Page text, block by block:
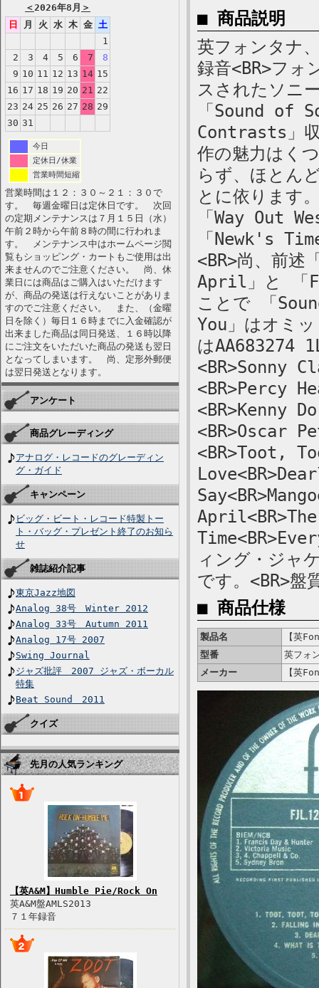
＜2026年8月 ＞
日
月 火 水 木 金 土
1
2
3 4 5 6 7
8
9 10 11 12 13 14 15
16 17 18 19 20 21 22
23 24 25 26 27 28 29
30 31
今日
定休日/休業
営業時間短縮
営業時間は１２：３０～２１：３０で
す。 毎週金曜日は定休日です。 次回
の定期メンテナンスは７月１５日（水）
午前２時から午前８時の間に行われま
す。 メンテナンス中はホームページ閲
覧もショッピング・カートもご使用は出
来ませんのでご注意ください。 尚、休
業日には商品はご購入はいただけます
が、商品の発送は行えないことがありま
すのでご注意ください。 また、（金曜
日を除く）毎日１６時までに入金確認が
出来ました商品は同日発送、１６時以降
にご注文をいただいた商品の発送も翌日
となってしまいます。 尚、定形外郵便
は翌日発送となります。
アンケート
商品グレーディング
アナログ・レコードのグレーディン
グ・ガイド
キャンペーン
ビッグ・ビート・レコード特製トー
ト・バッグ・プレゼント終了のお知ら
せ
雑誌紹介記事
東京Jazz地図
Analog 38号 Winter 2012
Analog 33号 Autumn 2011
Analog 17号 2007
Swing Journal
ジャズ批評 2007 ジャズ・ボーカル
特集
Beat Sound 2011
クイズ
先月の人気ランキング
【英A&M】Humble Pie/Rock On
英A&M盤AMLS2013
７１年録音
■ 商品説明
英フォンタナ
録音<BR>フォ
スされたソニ
「Sound of
Contrasts」収
作の魅力はく
らず、ほとん
とに依ります
「Way Out
「Newk's
<BR>尚、前
April」と 「
ことで 「
You」はオミ
はAA683274
<BR>Sonny
<BR>Percy
<BR>Kenny
<BR>Oscar
<BR>Toot,
ィング・ジャ
です。<BR>盤
■ 商品仕様
製品名
【英
型番
英フォ
メーカー
【英